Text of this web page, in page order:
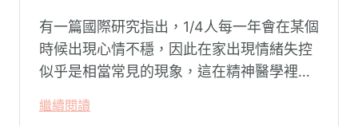
有一篇國際研究指出，1/4人每一年會在某個
時候出現心情不穩，因此在家出現情緒失控
似乎是相當常見的現象，這在精神醫學裡不
系統在長久使用之下，突然在某一次需要處
繼續閱讀